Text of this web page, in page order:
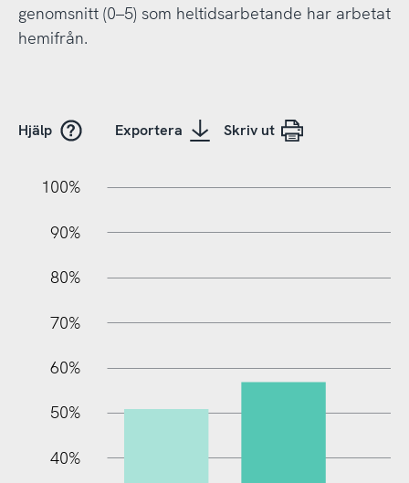
genomsnitt (0–5) som heltidsarbetande har arbetat
hemifrån.
Hjälp Exportera Skriv ut
100%
100%
90%
80%
70%
60%
50%
40%